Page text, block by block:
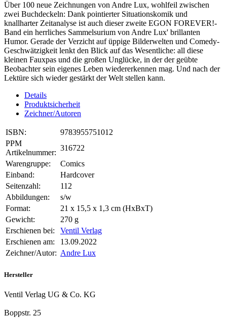
Über 100 neue Zeichnungen von Andre Lux, wohlfeil zwischen
zwei Buchdeckeln: Dank pointierter Situationskomik und
knallharter Zeitanalyse ist auch dieser zweite EGON FOREVER!-
Band ein herrliches Sammelsurium von Andre Lux' brillanten
Humor. Gerade der Verzicht auf üppige Bilderwelten und Comedy-
Geschwätzigkeit lenkt den Blick auf das Wesentliche: all diese
kleinen Fauxpas und die großen Unglücke, in der der geübte
Beobachter sein eigenes Leben wiedererkennen mag. Und nach der
Lektüre sich wieder gestärkt der Welt stellen kann.
Details
Produktsicherheit
Zeichner/Autoren
ISBN:
9783955751012
PPM
Artikelnummer:
316722
Warengruppe:
Comics
Einband:
Hardcover
Seitenzahl:
112
Abbildungen:
s/w
Format:
21 x 15,5 x 1,3 cm (HxBxT)
Gewicht:
270 g
Erschienen bei:
Ventil Verlag
Erschienen am:
13.09.2022
Zeichner/Autor: Andre Lux
Hersteller
Ventil Verlag UG & Co. KG
Boppstr. 25